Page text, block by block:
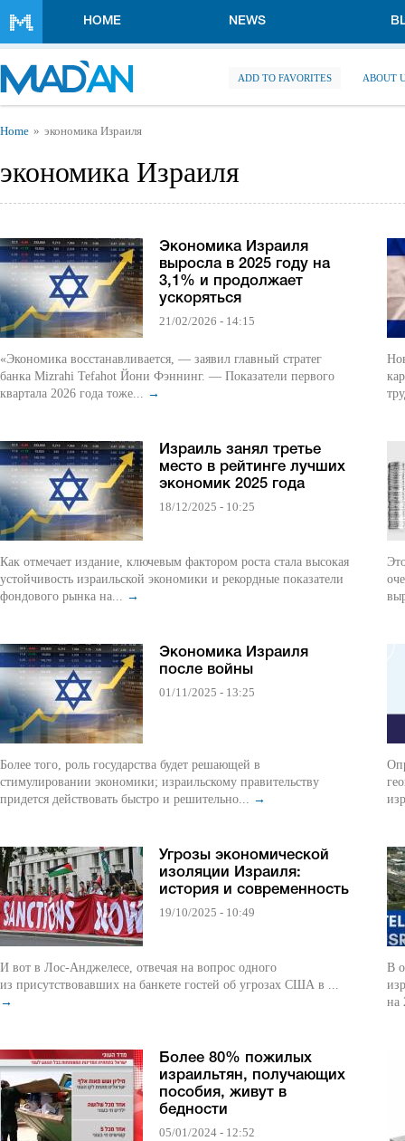
HOME NEWS
ADD TO FAVORITES ABOUT
You are here
Home экономика Израиля
экономика Израиля
Экономика Израиля
выросла в 2025 году на
3,1% и продолжает
ускоряться
21/02/2026 - 14:15
«Экономика восстанавливается, — заявил главный стратег
банка Mizrahi Tefahot Йони Фэннинг. — Показатели первого
квартала 2026 года тоже... →
Израиль занял третье
место в рейтинге лучших
экономик 2025 года
18/12/2025 - 10:25
Как отмечает издание, ключевым фактором роста стала высокая
устойчивость израильской экономики и рекордные показатели
фондового рынка на... →
Экономика Израиля
после войны
01/11/2025 - 13:25
Более того, роль государства будет решающей в
стимулировании экономики; израильскому правительству
придется действовать быстро и решительно... →
Угрозы экономической
изоляции Израиля:
история и современность
19/10/2025 - 10:49
И вот в Лос‑Анджелесе, отвечая на вопрос одного
из присутствовавших на банкете гостей об угрозах США в ...
→
Более 80% пожилых
израильтян, получающих
пособия, живут в
бедности
05/01/2024 - 12:52
В
на